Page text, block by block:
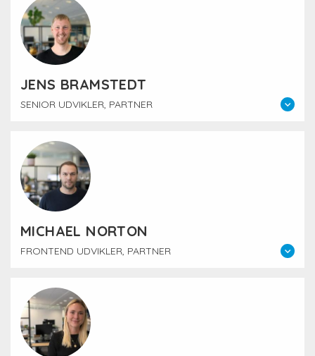
JENS BRAMSTEDT
SENIOR UDVIKLER, PARTNER
MICHAEL NORTON
FRONTEND UDVIKLER, PARTNER